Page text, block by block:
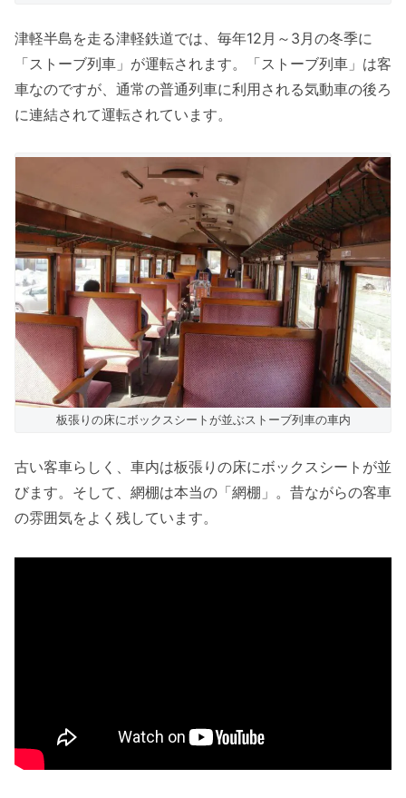
津軽半島を走る津軽鉄道では、毎年12月～3月の冬季に
「ストーブ列車」が運転されます。「ストーブ列車」は客
車なのですが、通常の普通列車に利用される気動車の後ろ
に連結されて運転されています。
板張りの床にボックスシートが並ぶストーブ列車の車内
古い客車らしく、車内は板張りの床にボックスシートが並
びます。そして、網棚は本当の「網棚」。昔ながらの客車
の雰囲気をよく残しています。